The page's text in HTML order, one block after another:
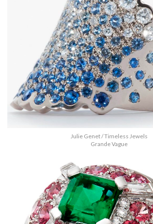
Julie Genet / Timeless Jewels
Grande Vague